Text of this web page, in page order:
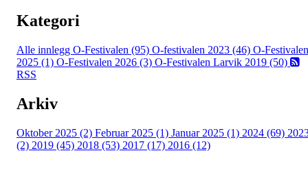
Kategori
Alle innlegg O-Festivalen (95) O-festivalen 2023 (46) O-Festivalen
2025 (1) O-Festivalen 2026 (3) O-Festivalen Larvik 2019 (50)
RSS
Arkiv
Oktober 2025 (2) Februar 2025 (1) Januar 2025 (1) 2024 (69)
(2) 2019 (45) 2018 (53) 2017 (17) 2016 (12)